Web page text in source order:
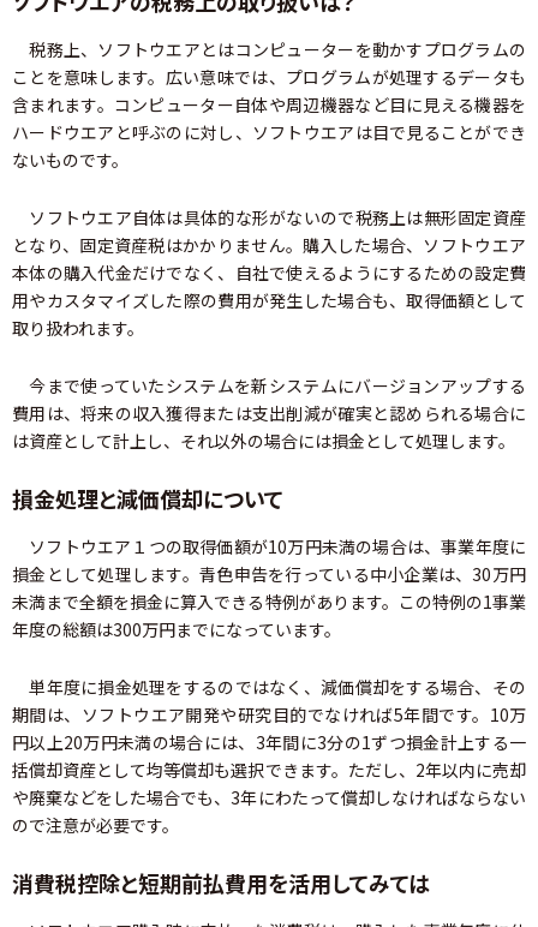
税務上、ソフトウエアとはコンピューターを動かすプログラムの
ことを意味します。広い意味では、プログラムが処理するデータも
含まれます。コンピューター自体や周辺機器など目に見える機器を
ハードウエアと呼ぶのに対し、ソフトウエアは目で見ることができ
ないものです。
ソフトウエア自体は具体的な形がないので税務上は無形固定資産
となり、固定資産税はかかりません。購入した場合、ソフトウエア
本体の購入代金だけでなく、自社で使えるようにするための設定費
用やカスタマイズした際の費用が発生した場合も、取得価額として
取り扱われます。
今まで使っていたシステムを新システムにバージョンアップする
費用は、将来の収入獲得または支出削減が確実と認められる場合に
は資産として計上し、それ以外の場合には損金として処理します。
損金処理と減価償却について
ソフトウエア１つの取得価額が10万円未満の場合は、事業年度に
損金として処理します。青色申告を行っている中小企業は、30万円
未満まで全額を損金に算入できる特例があります。この特例の1事業
年度の総額は300万円までになっています。
単年度に損金処理をするのではなく、減価償却をする場合、その
期間は、ソフトウエア開発や研究目的でなければ5年間です。10万
円以上20万円未満の場合には、3年間に3分の1ずつ損金計上する一
括償却資産として均等償却も選択できます。ただし、2年以内に売却
や廃棄などをした場合でも、3年にわたって償却しなければならない
ので注意が必要です。
消費税控除と短期前払費用を活用してみては